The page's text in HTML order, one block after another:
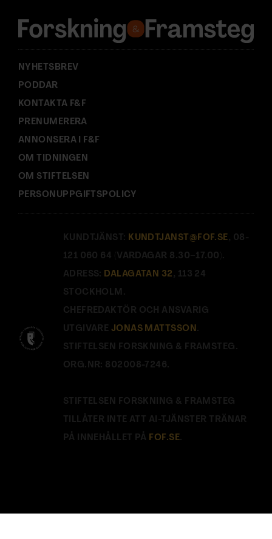
s
:
NYHETSBREV
PODDAR
KONTAKTA F&F
PRENUMERERA
ANNONSERA I F&F
OM TIDNINGEN
OM STIFTELSEN
PERSONUPPGIFTSPOLICY
KUNDTJÄNST: KUNDTJANST@FOF.SE , 08-
121 060 64 (VARDAGAR 8.30–17.00).
ADRESS: DALAGATAN 32 , 113 24
STOCKHOLM.
CHEFREDAKTÖR OCH ANSVARIG
UTGIVARE JONAS MATTSSON.
STIFTELSEN FORSKNING & FRAMSTEG.
ORG.NR: 802008-7246.
STIFTELSEN FORSKNING & FRAMSTEG
TILLÅTER INTE ATT AI-TJÄNSTER TRÄNAR
PÅ INNEHÅLLET PÅ FOF.SE.